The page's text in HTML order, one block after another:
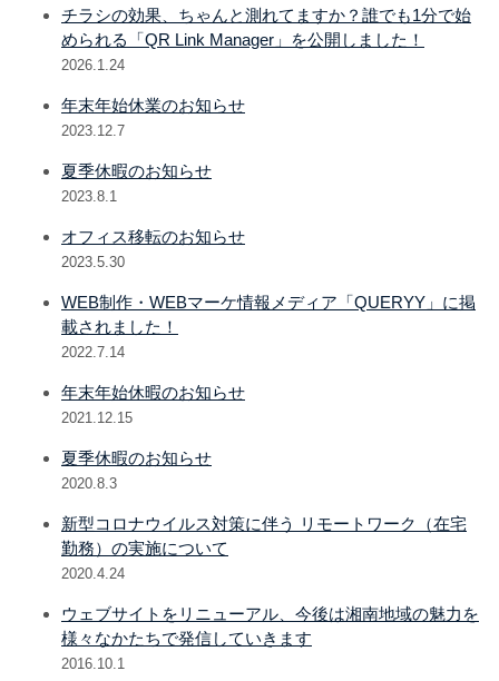
チラシの効果、ちゃんと測れてますか？誰でも1分で始
められる「QR Link Manager」を公開しました！
2026.1.24
年末年始休業のお知らせ
2023.12.7
夏季休暇のお知らせ
2023.8.1
オフィス移転のお知らせ
2023.5.30
WEB制作・WEBマーケ情報メディア「QUERYY」に掲
載されました！
2022.7.14
年末年始休暇のお知らせ
2021.12.15
夏季休暇のお知らせ
2020.8.3
新型コロナウイルス対策に伴う リモートワーク（在宅
勤務）の実施について
2020.4.24
ウェブサイトをリニューアル、今後は湘南地域の魅力を
様々なかたちで発信していきます
2016.10.1